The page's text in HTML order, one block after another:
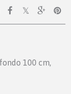
100 cm,